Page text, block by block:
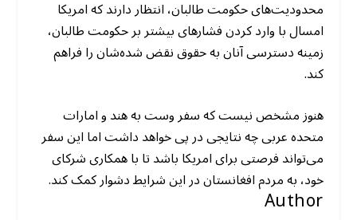
محدودیت‌های حکومت طالبان، انتظار دارند که امریکا
امسال با وارد کردن فشارهای بیشتر بر حکومت طالبان،
زمینه دسترسی آنان به حقوق نقض شده‌شان را فراهم
کند.
هنوز مشخص نیست که سفر وست به هند و امارات
متحده عربی چه نتایجی در پی خواهد داشت اما این سفر
می‌تواند فرصتی برای امریکا باشد تا با همکاری شرکای
خود، به مردم افغانستان در این شرایط دشوار کمک کند.
Author